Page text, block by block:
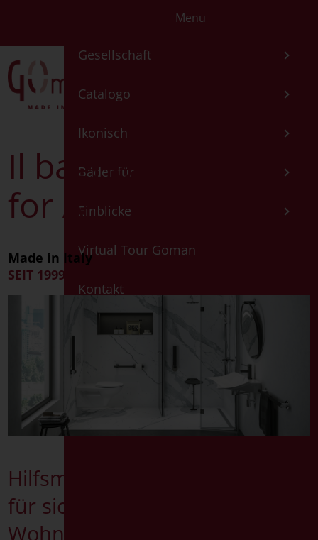
IT EN
Il bagno for you,
for All
Made in Italy
SEIT 1999
Hilfsmittel und Sanitärprodukte
für sichere Badezimmer, für
Wohnungen, Orte der
Menu
Gesellschaft
Catalogo
Ikonisch
Bäder für
Einblicke
Virtual Tour Goman
Kontakt
Products search